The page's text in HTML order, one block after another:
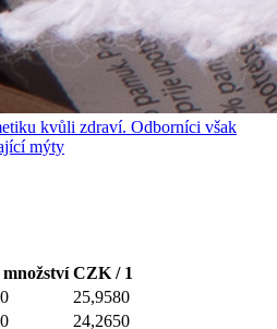
kvůli zdraví. Odborníci však
mýty
CZK / 1
25,9580
24,2650